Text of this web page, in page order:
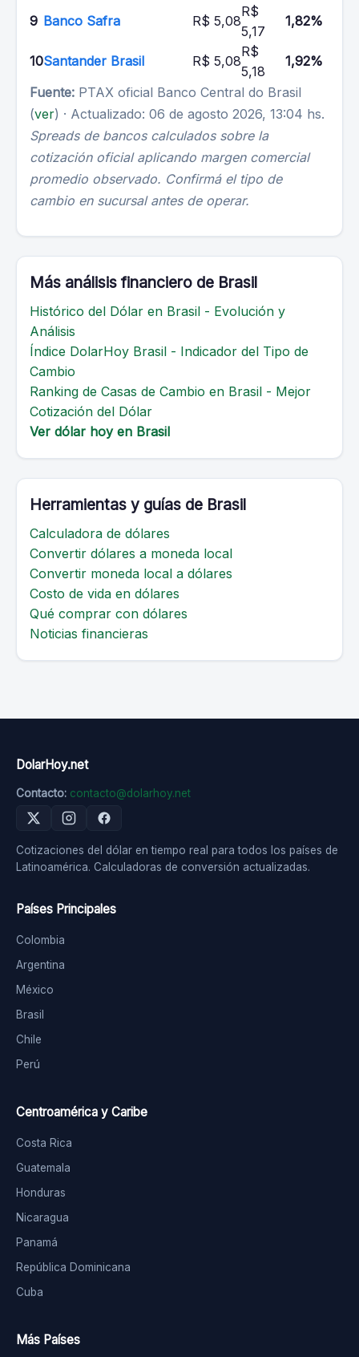
9 Banco Safra R$ 5,08
R$
5,17
1,82%
10Santander Brasil R$ 5,08
R$
5,18
1,92%
Fuente: PTAX oficial Banco Central do Brasil
(ver) · Actualizado: 06 de agosto 2026, 13:04 hs.
Spreads de bancos calculados sobre la
cotización oficial aplicando margen comercial
promedio observado. Confirmá el tipo de
cambio en sucursal antes de operar.
Más análisis financiero de Brasil
Histórico del Dólar en Brasil - Evolución y
Análisis
Índice DolarHoy Brasil - Indicador del Tipo de
Cambio
Ranking de Casas de Cambio en Brasil - Mejor
Cotización del Dólar
Ver dólar hoy en Brasil
Herramientas y guías de Brasil
Calculadora de dólares
Convertir dólares a moneda local
Convertir moneda local a dólares
Costo de vida en dólares
Qué comprar con dólares
Noticias financieras
DolarHoy.net
Contacto: contacto@dolarhoy.net
Cotizaciones del dólar en tiempo real para todos los países de
Latinoamérica. Calculadoras de conversión actualizadas.
Países Principales
Colombia
Argentina
México
Brasil
Chile
Perú
Centroamérica y Caribe
Costa Rica
Guatemala
Honduras
Nicaragua
Panamá
República Dominicana
Cuba
Más Países